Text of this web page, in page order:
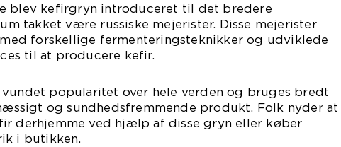
blev kefirgryn introduceret til det bredere
takket være russiske mejerister. Disse mejerister
forskellige fermenteringsteknikker og udviklede
til at producere kefir.
popularitet over hele verden og bruges bredt
og sundhedsfremmende produkt. Folk nyder at
derhjemme ved hjælp af disse gryn eller køber
i butikken.